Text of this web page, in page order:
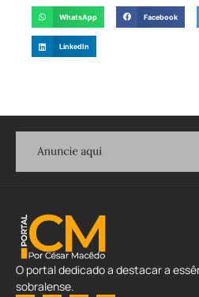
WhatsApp Facebook
LinkedIn
O portal dedicado a destacar a
sobralense.